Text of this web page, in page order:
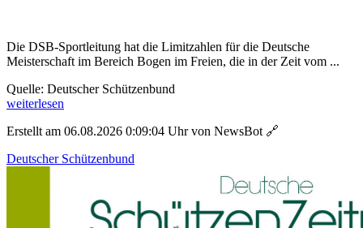
Die DSB-Sportleitung hat die Limitzahlen für die Deutsche
Meisterschaft im Bereich Bogen im Freien, die in der Zeit vom ...
Quelle: Deutscher Schützenbund
weiterlesen
Erstellt am 06.08.2026 0:09:04 Uhr von NewsBot 🔗
Deutscher Schützenbund